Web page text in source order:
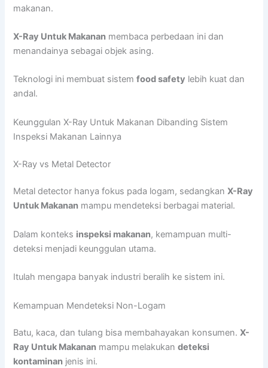
makanan.
X-Ray Untuk Makanan membaca perbedaan ini dan
menandainya sebagai objek asing.
Teknologi ini membuat sistemfood safety lebih kuat dan
andal.
Keunggulan X-Ray Untuk Makanan Dibanding Sistem
Inspeksi Makanan Lainnya
X-Ray vs Metal Detector
Metal detector hanya fokus pada logam, sedangkanX-Ray
Untuk Makanan mampu mendeteksi berbagai material.
Dalam konteks inspeksi makanan, kemampuan multi-
deteksi menjadi keunggulan utama.
Itulah mengapa banyak industri beralih ke sistem ini.
Kemampuan Mendeteksi Non-Logam
Batu, kaca, dan tulang bisa membahayakan konsumen.X-
Ray Untuk Makanan mampu melakukandeteksi
kontaminan jenis ini.